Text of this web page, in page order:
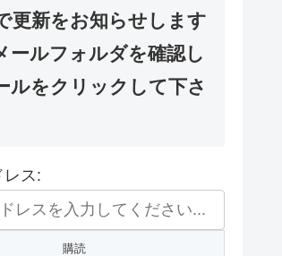
更新をお知らせします
ールフォルダを確認し
ルをクリックして下さ
レス: